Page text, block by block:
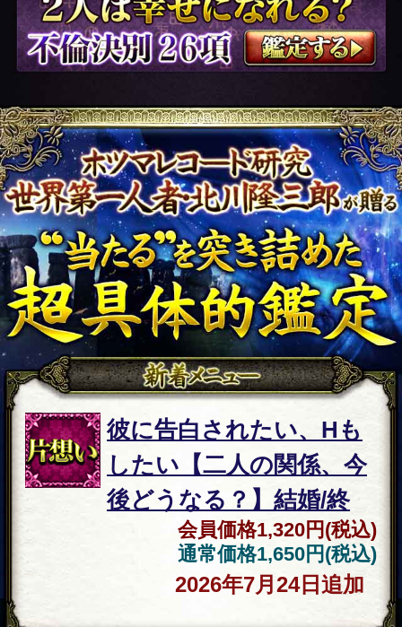
会員価格1,320円(税込)
通常価格1,650円(税込)
2026年7月24日追加
【ホツマレコード】とは何か？他の占いと
は何が違うのか？ ホツマレコードが当たる
【3つの理由】 【ホツマレコード】と
は・・・ 宇宙誕生以来の全ての情報が蓄え
られている運命記録層 過去・現在・未来の
全ての出来事が記録された二重螺旋 ホツマ
レコードダイアグラム 【特別特典付・限定
メニュー】今後30日間であなたに起こる運
命転機を示す ホツマ暦 完全書き下ろし北川
隆三郎 完全オリジナル 古代文明から受け継
がれし128枚の言葉 ホツマタロット 四柱推
命の命式や暦、星占い、 その起源の全ては
【ホツマレコード】にあります。 ホツマの
原理は他の占い全てが霞むほど精密で具体
的。 当たるという言葉さえ凌駕していま
す。